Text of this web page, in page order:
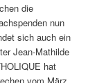
die
nun
sich auch ein
Jean-Mathilde
hat
vom März